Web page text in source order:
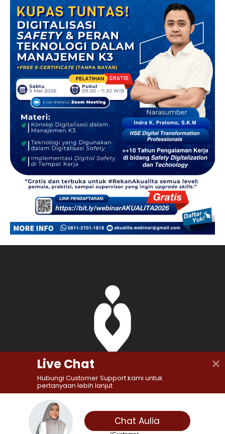
PT. Adhikriya Kualita Utama (AKUALITA)
Head Office:
Jl. Abdul Manan No.25 Semarang
Live Chat
Hubungi Customer Support kami untuk
pertanyaan lebih lanjut
Chat Aulia